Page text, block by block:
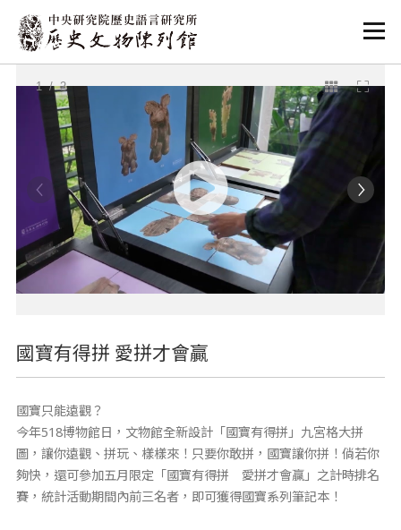
:::
:::
1/ 2
國寶有得拼 愛拼才會贏
國寶只能遠觀？
今年518博物館日，文物館全新設計「國寶有得拼」九宮格大拼
圖，讓你遠觀、拼玩、樣樣來！只要你敢拼，國寶讓你拼！倘若你
夠快，還可參加五月限定「國寶有得拼 愛拼才會贏」之計時排名
賽，統計活動期間內前三名者，即可獲得國寶系列筆記本！